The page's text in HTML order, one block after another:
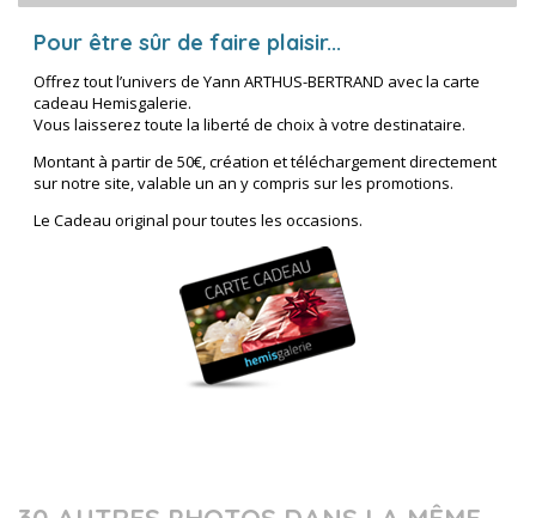
Pour être sûr de faire plaisir...
Offrez tout l’univers de Yann ARTHUS-BERTRAND avec la carte
cadeau Hemisgalerie.
Vous laisserez toute la liberté de choix à votre destinataire.
Montant à partir de 50€, création et téléchargement directement
sur notre site, valable un an y compris sur les promotions.
Le Cadeau original pour toutes les occasions.